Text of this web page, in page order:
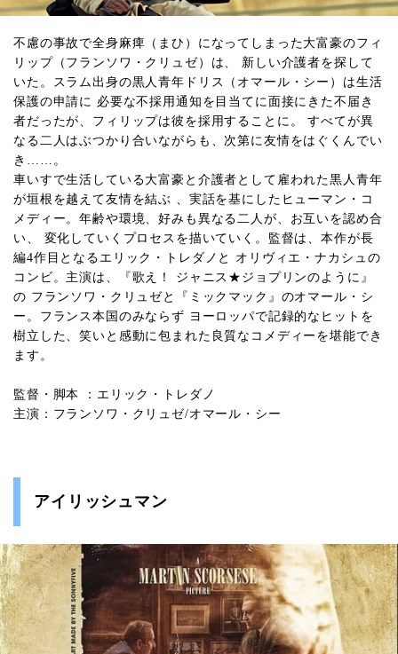
不慮の事故で全身麻痺（まひ）になってしまった大富豪のフィ
リップ（フランソワ・クリュゼ）は、 新しい介護者を探して
いた。スラム出身の黒人青年ドリス（オマール・シー）は生活
保護の申請に 必要な不採用通知を目当てに面接にきた不届き
者だったが、フィリップは彼を採用することに。 すべてが異
なる二人はぶつかり合いながらも、次第に友情をはぐくんでい
き……。
車いすで生活している大富豪と介護者として雇われた黒人青年
が垣根を越えて友情を結ぶ 、実話を基にしたヒューマン・コ
メディー。年齢や環境、好みも異なる二人が、お互いを認め合
い、 変化していくプロセスを描いていく。監督は、本作が長
編4作目となるエリック・トレダノと オリヴィエ・ナカシュの
コンビ。主演は、『歌え！ ジャニス★ジョプリンのように』
の フランソワ・クリュゼと『ミックマック』のオマール・シ
ー。フランス本国のみならず ヨーロッパで記録的なヒットを
樹立した、笑いと感動に包まれた良質なコメディーを堪能でき
ます。
監督・脚本 ：エリック・トレダノ
主演：フランソワ・クリュゼ/オマール・シー
アイリッシュマン